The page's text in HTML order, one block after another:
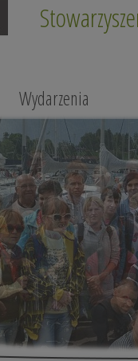
Wydarzenia